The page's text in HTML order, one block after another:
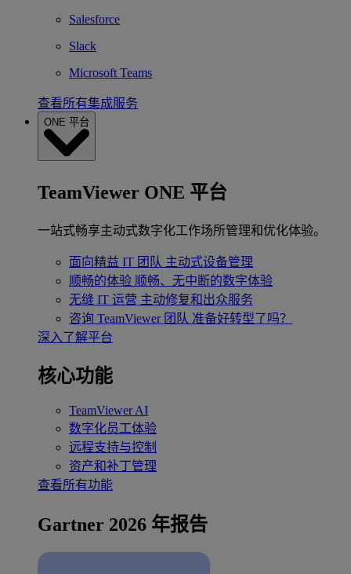
Salesforce
Slack
Microsoft Teams
查看所有集成服务
ONE 平台
TeamViewer ONE 平台
一站式畅享主动式数字化工作场所管理和优化体验。
面向精益 IT 团队 主动式设备管理
顺畅的体验 顺畅、无中断的数字体验
无缝 IT 运营 主动修复和出众服务
咨询 TeamViewer 团队 准备好转型了吗？
深入了解平台
核心功能
TeamViewer AI
数字化员工体验
远程支持与控制
资产和补丁管理
查看所有功能
Gartner 2026 年报告